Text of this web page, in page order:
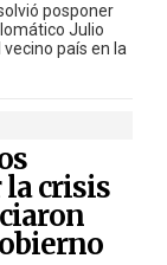
posponer
Julio
país en la
crisis